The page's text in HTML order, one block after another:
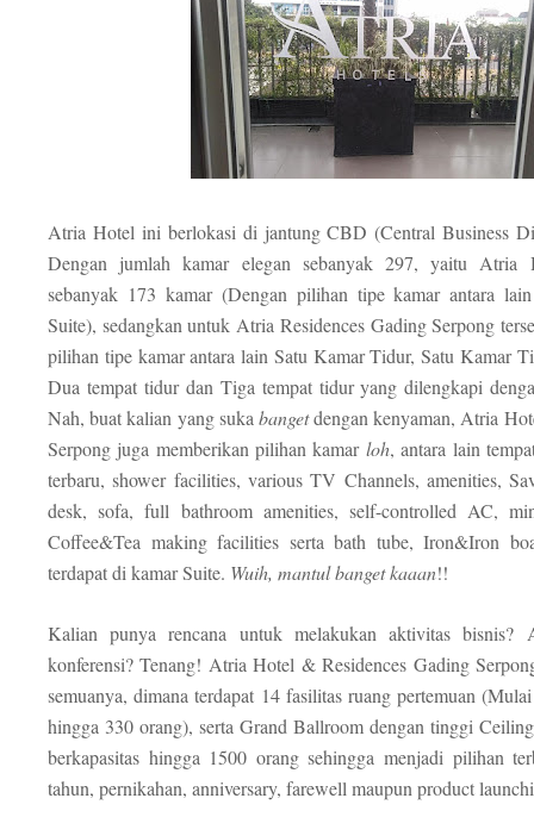
Atria Hotel ini berlokasi di jantung CBD (Central Business
Dengan jumlah kamar elegan sebanyak 297, yaitu Atria
sebanyak 173 kamar (Dengan pilihan tipe kamar antara
Suite), sedangkan untuk Atria Residences Gading Serpong
pilihan tipe kamar antara lain Satu Kamar Tidur, Satu Kamar
Dua tempat tidur dan Tiga tempat tidur yang dilengkapi
Nah, buat kalian yang suka bangetdengan kenyaman, Atria
Serpong juga memberikan pilihan kamar loh, antara lain
terbaru, shower facilities, various TV Channels, amenities,
desk, sofa, full bathroom amenities, self-controlled AC,
Coffee&Tea making facilities serta bath tube, Iron&Iron
terdapat di kamar Suite. Wuih, mantul banget kaaan!!
Kalian punya rencana untuk melakukan aktivitas bisnis?
konferensi? Tenang! Atria Hotel & Residences Gading
semuanya, dimana terdapat 14 fasilitas ruang pertemuan
hingga 330 orang), serta Grand Ballroom dengan tinggi
berkapasitas hingga 1500 orang sehingga menjadi pilihan
tahun, pernikahan, anniversary, farewell maupun product